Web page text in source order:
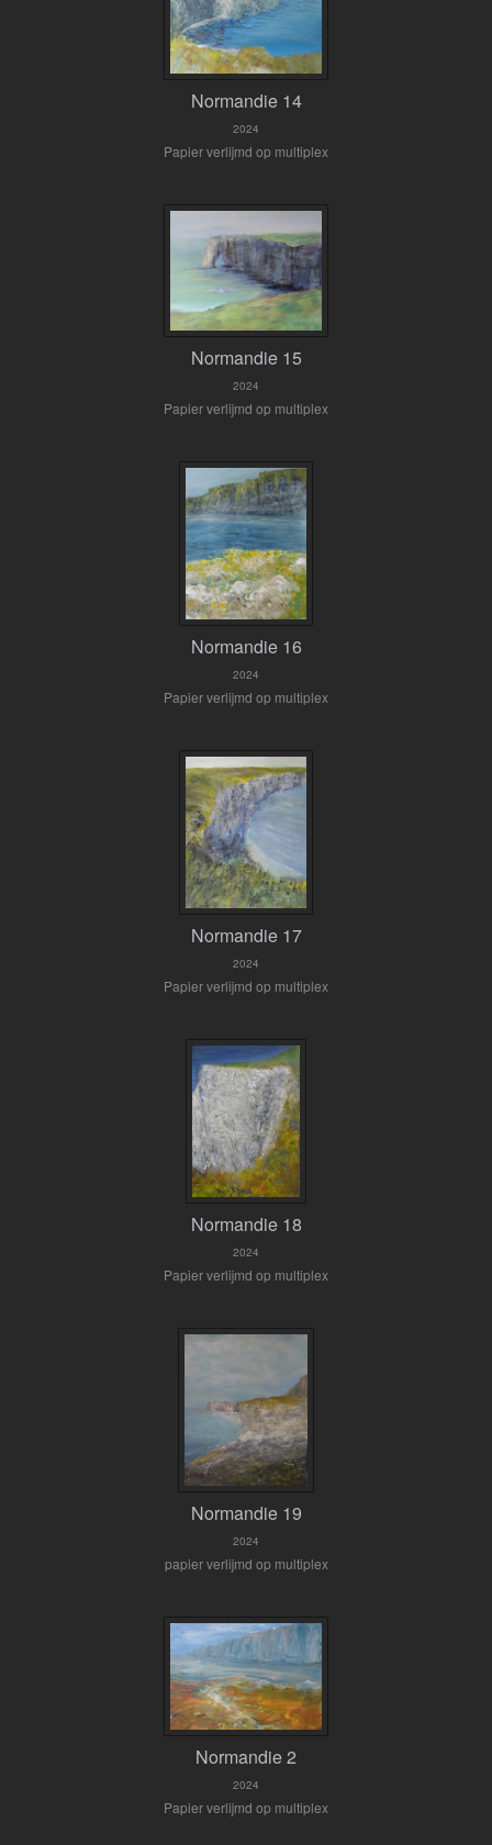
Normandie 14
2024
Papier verlijmd op multiplex
Normandie 15
2024
Papier verlijmd op multiplex
Normandie 16
2024
Papier verlijmd op multiplex
Normandie 17
2024
Papier verlijmd op multiplex
Normandie 18
2024
Papier verlijmd op multiplex
Normandie 19
2024
papier verlijmd op multiplex
Normandie 2
2024
Papier verlijmd op multiplex